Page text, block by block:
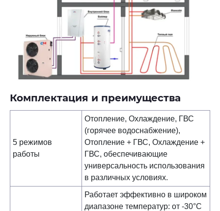
Комплектация и преимущества
5 режимов
работы
Отопление, Охлаждение, ГВС
(горячее водоснабжение),
Отопление + ГВС, Охлаждение +
ГВС, обеспечивающие
универсальность использования
в различных условиях.
Работает эффективно в широком
диапазоне температур: от -30°С